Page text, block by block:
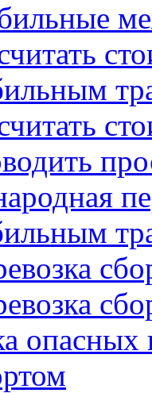
опасных